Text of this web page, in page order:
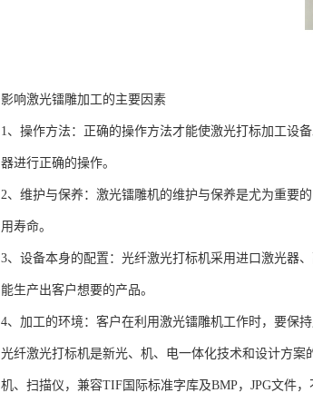
影响激光镭雕加工的主要因素
1、操作方法：正确的操作方法才能使激光打标加工设
器进行正确的操作。
2、维护与保养：激光镭雕机的维护与保养是尤为重要
用寿命。
3、设备本身的配置：光纤激光打标机采用进口激光器
能生产出客户想要的产品。
4、加工的环境：客户在利用激光镭雕机工作时，要保
光纤激光打标机是新光、机、电一体化技术和设计方
机、扫描仪，兼容TIF国际标准字库及BMP，JPG文件